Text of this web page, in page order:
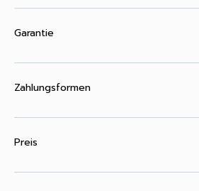
Garantie
Zahlungsformen
Preis